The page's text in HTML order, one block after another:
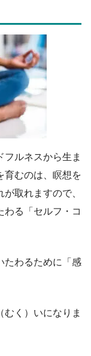
ルネスから生ま
育むのは、瞑想を
取れますので、
わる「セルフ・コ
たわるために「感
く）いになりま